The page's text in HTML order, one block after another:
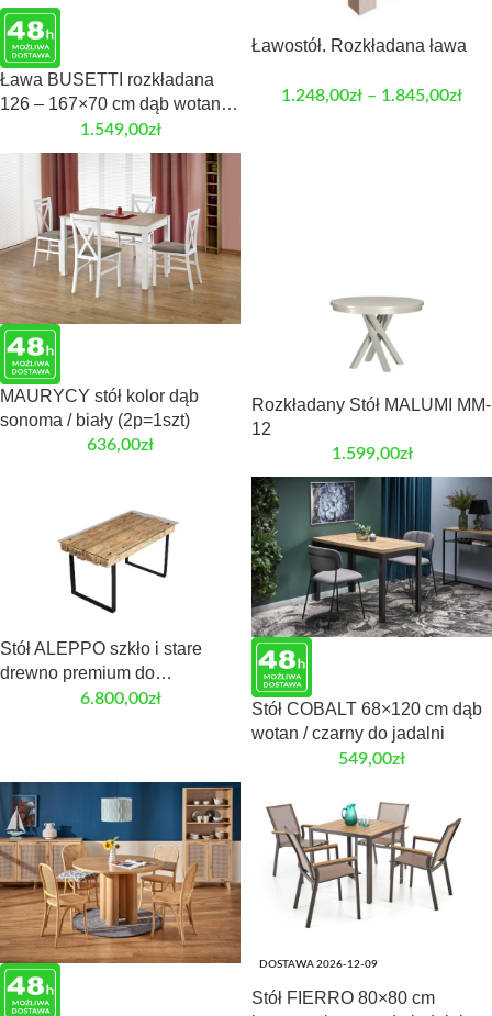
Ława BUSETTI rozkładana
126 – 167×70 cm dąb wotan
1.549,00zł
Ławostół. Rozkładana ława
1.248,00zł – 1.845,00zł
MAURYCY stół kolor dąb
sonoma / biały (2p=1szt)
636,00zł
Rozkładany Stół MALUMI MM-
12
1.599,00zł
Stół ALEPPO szkło i stare
drewno premium do
eleganckiego wnętrza
6.800,00zł
Stół COBALT 68×120 cm dąb
wotan / czarny do jadalni
549,00zł
DOSTAWA 2026-12-09
Stół FIERRO 80×80 cm